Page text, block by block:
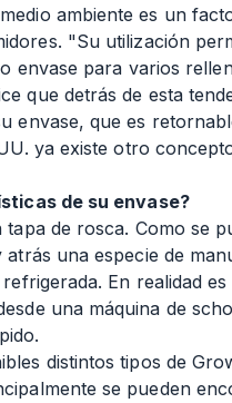
ambiente es un
"Su utilización
envase para varios
que detrás de esta
envase, que es
ya existe otro
de su envase?
de rosca. Como se
una especie de
En realidad
una máquina de
distintos tipos de
se pueden